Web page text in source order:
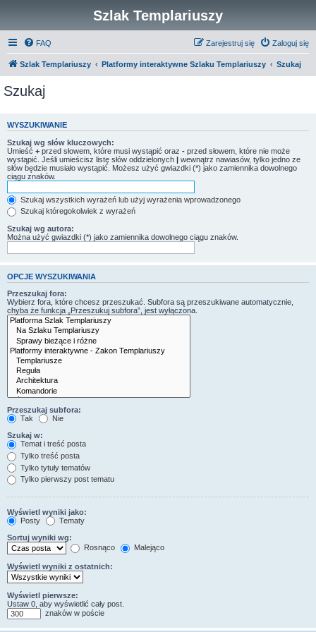
Szlak Templariuszy
FAQ Zaloguj się
Zarejestruj się
Szlak Templariuszy Platformy interaktywne Szlaku Templariuszy Szukaj
Szukaj
WYSZUKIWANIE
Szukaj wg słów kluczowych:
Umieść + przed słowem, które musi wystąpić oraz - przed słowem, które nie może
wystąpić. Jeśli umieścisz listę słów oddzielonych | wewnątrz nawiasów, tylko jedno ze
słów będzie musiało wystąpić. Możesz użyć gwiazdki (*) jako zamiennika dowolnego
ciągu znaków.
Szukaj wszystkich wyrażeń lub użyj wyrażenia wprowadzonego
Szukaj któregokolwiek z wyrażeń
Szukaj wg autora:
Można użyć gwiazdki (*) jako zamiennika dowolnego ciągu znaków.
OPCJE WYSZUKIWANIA
Przeszukaj fora:
Wybierz fora, które chcesz przeszukać. Subfora są przeszukiwane automatycznie,
chyba że funkcja „Przeszukuj subfora”, jest wyłączona.
Przeszukaj subfora:
Tak
Nie
Szukaj w:
Temat i treść posta
Tylko treść posta
Tylko tytuły tematów
Tylko pierwszy post tematu
Wyświetl wyniki jako:
Posty
Tematy
Sortuj wyniki wg:
Rosnąco
Malejąco
Wyświetl wyniki z ostatnich:
Wyświetl pierwsze:
Ustaw 0, aby wyświetlić cały post.
znaków w poście